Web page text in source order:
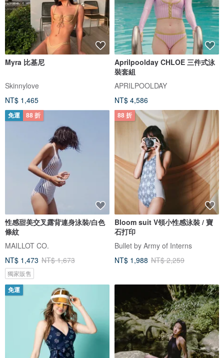
Myra 比基尼
Skinnylove
NT$ 1,465
Aprilpoolday CHLOE 三件式泳
裝套組
APRILPOOLDAY
NT$ 4,586
免運 88 折
性感甜美交叉露背連身泳裝/白色
條紋
MAILLOT CO.
NT$ 1,473 NT$ 1,673
獨家販售
88 折
Bloom suit V領小性感泳裝 / 寶
石打印
Bullet by Army of Interns
NT$ 1,988 NT$ 2,259
免運